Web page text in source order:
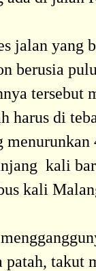
jalan yang
berusia
tersebut
harus di
menurunkan
kali
kali
patah, takut